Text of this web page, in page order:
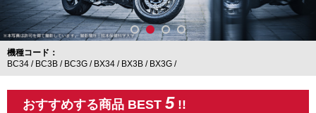
機種コード
BC34
BC3B BC3G BX34 BX3B BX3G
おすすめする商品 BEST 5 !!